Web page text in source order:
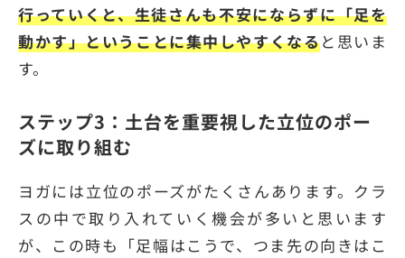
行っていくと、生徒さんも不安にならずに「足を
動かす」ということに集中しやすくなると思いま
す。
ステップ3：土台を重要視した立位のポー
ズに取り組む
ヨガには立位のポーズがたくさんあります。クラ
スの中で取り入れていく機会が多いと思います
が、この時も「足幅はこうで、つま先の向きはこ